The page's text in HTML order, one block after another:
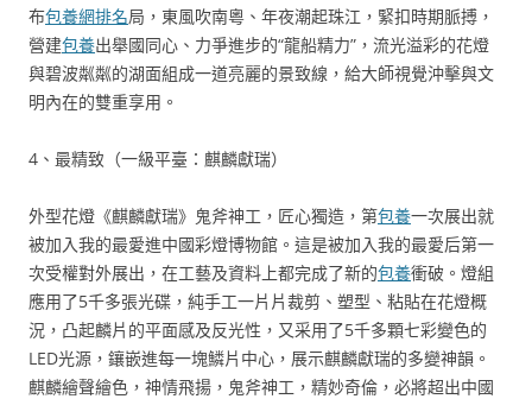
布包養網排名局，東風吹南粵、年夜潮起珠江，緊扣時期脈搏，
營建包養出舉國同心、力爭進步的“龍船精力”，流光溢彩的花燈
與碧波粼粼的湖面組成一道亮麗的景致線，給大師視覺沖擊與文
明內在的雙重享用。
4、最精致（一級平臺：麒麟獻瑞）
外型花燈《麒麟獻瑞》鬼斧神工，匠心獨造，第包養一次展出就
被加入我的最愛進中國彩燈博物館。這是被加入我的最愛后第一
次受權對外展出，在工藝及資料上都完成了新的包養衝破。燈組
應用了5千多張光碟，純手工一片片裁剪、塑型、粘貼在花燈概
況，凸起麟片的平面感及反光性，又采用了5千多顆七彩變色的
LED光源，鑲嵌進每一塊鱗片中心，展示麒麟獻瑞的多變神韻。
麒麟繪聲繪色，神情飛揚，鬼斧神工，精妙奇倫，必將超出中國